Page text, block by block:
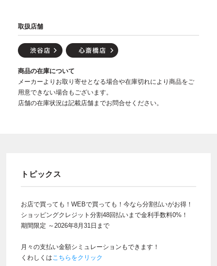
取扱店舗
商品の在庫について
メーカーよりお取り寄せとなる場合や在庫切れにより商品をご
用意できない場合もございます。
店舗の在庫状況は記載店舗までお問合せください。
トピックス
お店で買っても！WEBで買っても！今なら分割払いがお得！
ショッピングクレジット分割48回払いまで金利手数料0%！
期間限定 ～2026年8月31日まで
月々の支払い金額シミュレーションもできます！
くわしくはこちらをクリック